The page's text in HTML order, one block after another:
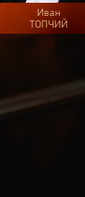
Иван
ТОПЧИЙ